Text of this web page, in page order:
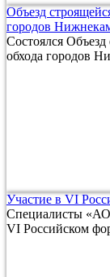
Объезд
городов
Состоялся
обхода городов
Участие в VI
Специалисты «АО
VI Российском